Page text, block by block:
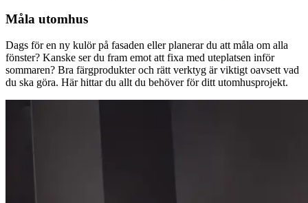
Måla utomhus
Dags för en ny kulör på fasaden eller planerar du att måla om alla
fönster? Kanske ser du fram emot att fixa med uteplatsen inför
sommaren? Bra färgprodukter och rätt verktyg är viktigt oavsett vad
du ska göra. Här hittar du allt du behöver för ditt utomhusprojekt.